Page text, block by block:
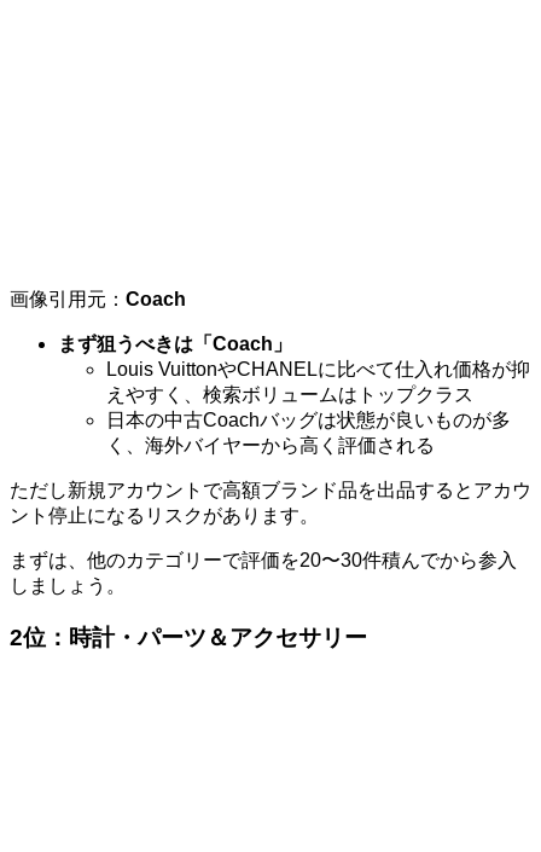
画像引用元： Coach
まず狙うべきは「Coach」
Louis VuittonやCHANELに比べて仕入れ価格が抑
えやすく、検索ボリュームはトップクラス
日本の中古Coachバッグは状態が良いものが多
く、海外バイヤーから高く評価される
ただし新規アカウントで高額ブランド品を出品するとアカウ
ント停止になるリスクがあります。
まずは、他のカテゴリーで評価を20〜30件積んでから参入
しましょう。
2位： 時計・パーツ＆アクセサリー